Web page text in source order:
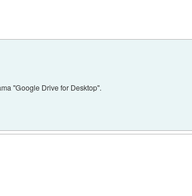
"Google Drive for Desktop".